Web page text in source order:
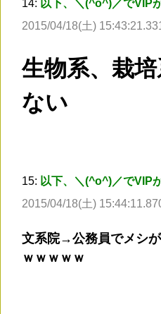
14: 以下、＼(^o^)／でVIP
2015/04/18(土)
生物系、栽
ない
15: 以下、＼(^o^)／でVIP
2015/04/18(土)
文系院→公務員でメシ
ｗｗｗｗｗ